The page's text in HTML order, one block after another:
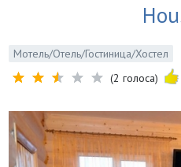
Мотель/Отель/Гостиница/Хостел
(2 голоса)